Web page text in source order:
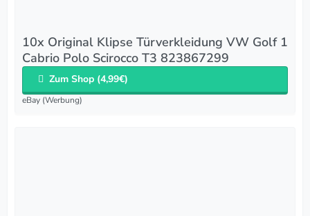
10x Original Klipse Türverkleidung VW Golf 1
Cabrio Polo Scirocco T3 823867299
Zum Shop (4,99€)
eBay (Werbung)